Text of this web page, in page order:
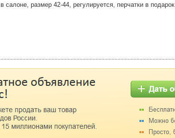
размер 42-44, регулируется, перчатки в подарок